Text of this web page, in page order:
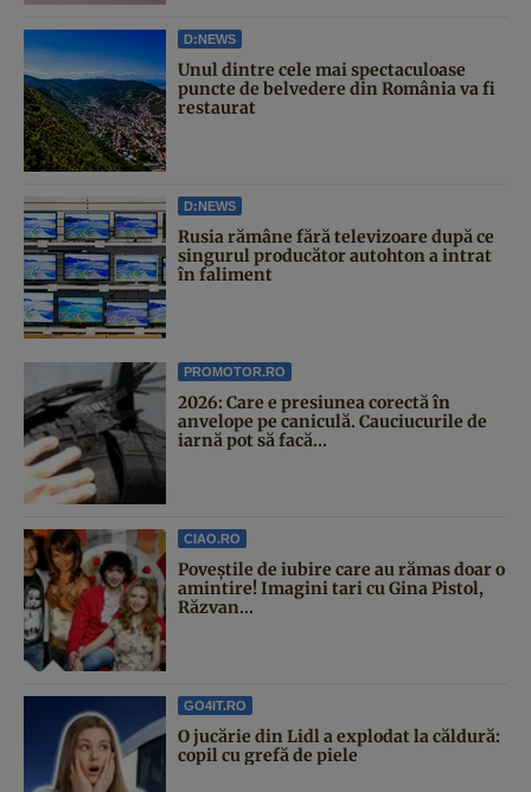
D:NEWS
Unul dintre cele mai spectaculoase
puncte de belvedere din România va fi
restaurat
D:NEWS
Rusia rămâne fără televizoare după ce
singurul producător autohton a intrat
în faliment
PROMOTOR.RO
2026: Care e presiunea corectă în
anvelope pe caniculă. Cauciucurile de
iarnă pot să facă...
CIAO.RO
Poveştile de iubire care au rămas doar o
amintire! Imagini tari cu Gina Pistol,
Răzvan...
GO4IT.RO
O jucărie din Lidl a explodat la căldură:
copil cu grefă de piele